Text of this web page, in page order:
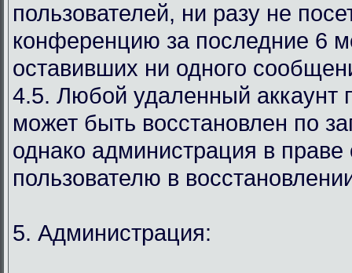
пользователей, ни разу не
конференцию за последние 6
оставивших ни одного
4.5. Любой удаленный аккаунт
может быть восстановлен по
однако администрация в праве
пользователю в
5. Администрация: